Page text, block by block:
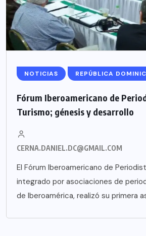
NOTICIAS REPÚBLICA
Fórum Iberoamericano de
Turismo; génesis y desarrollo
CERNA.DANIEL.DC@GMAIL.COM
El Fórum Iberoamericano de
integrado por asociaciones de
de Iberoamérica, realizó su primera